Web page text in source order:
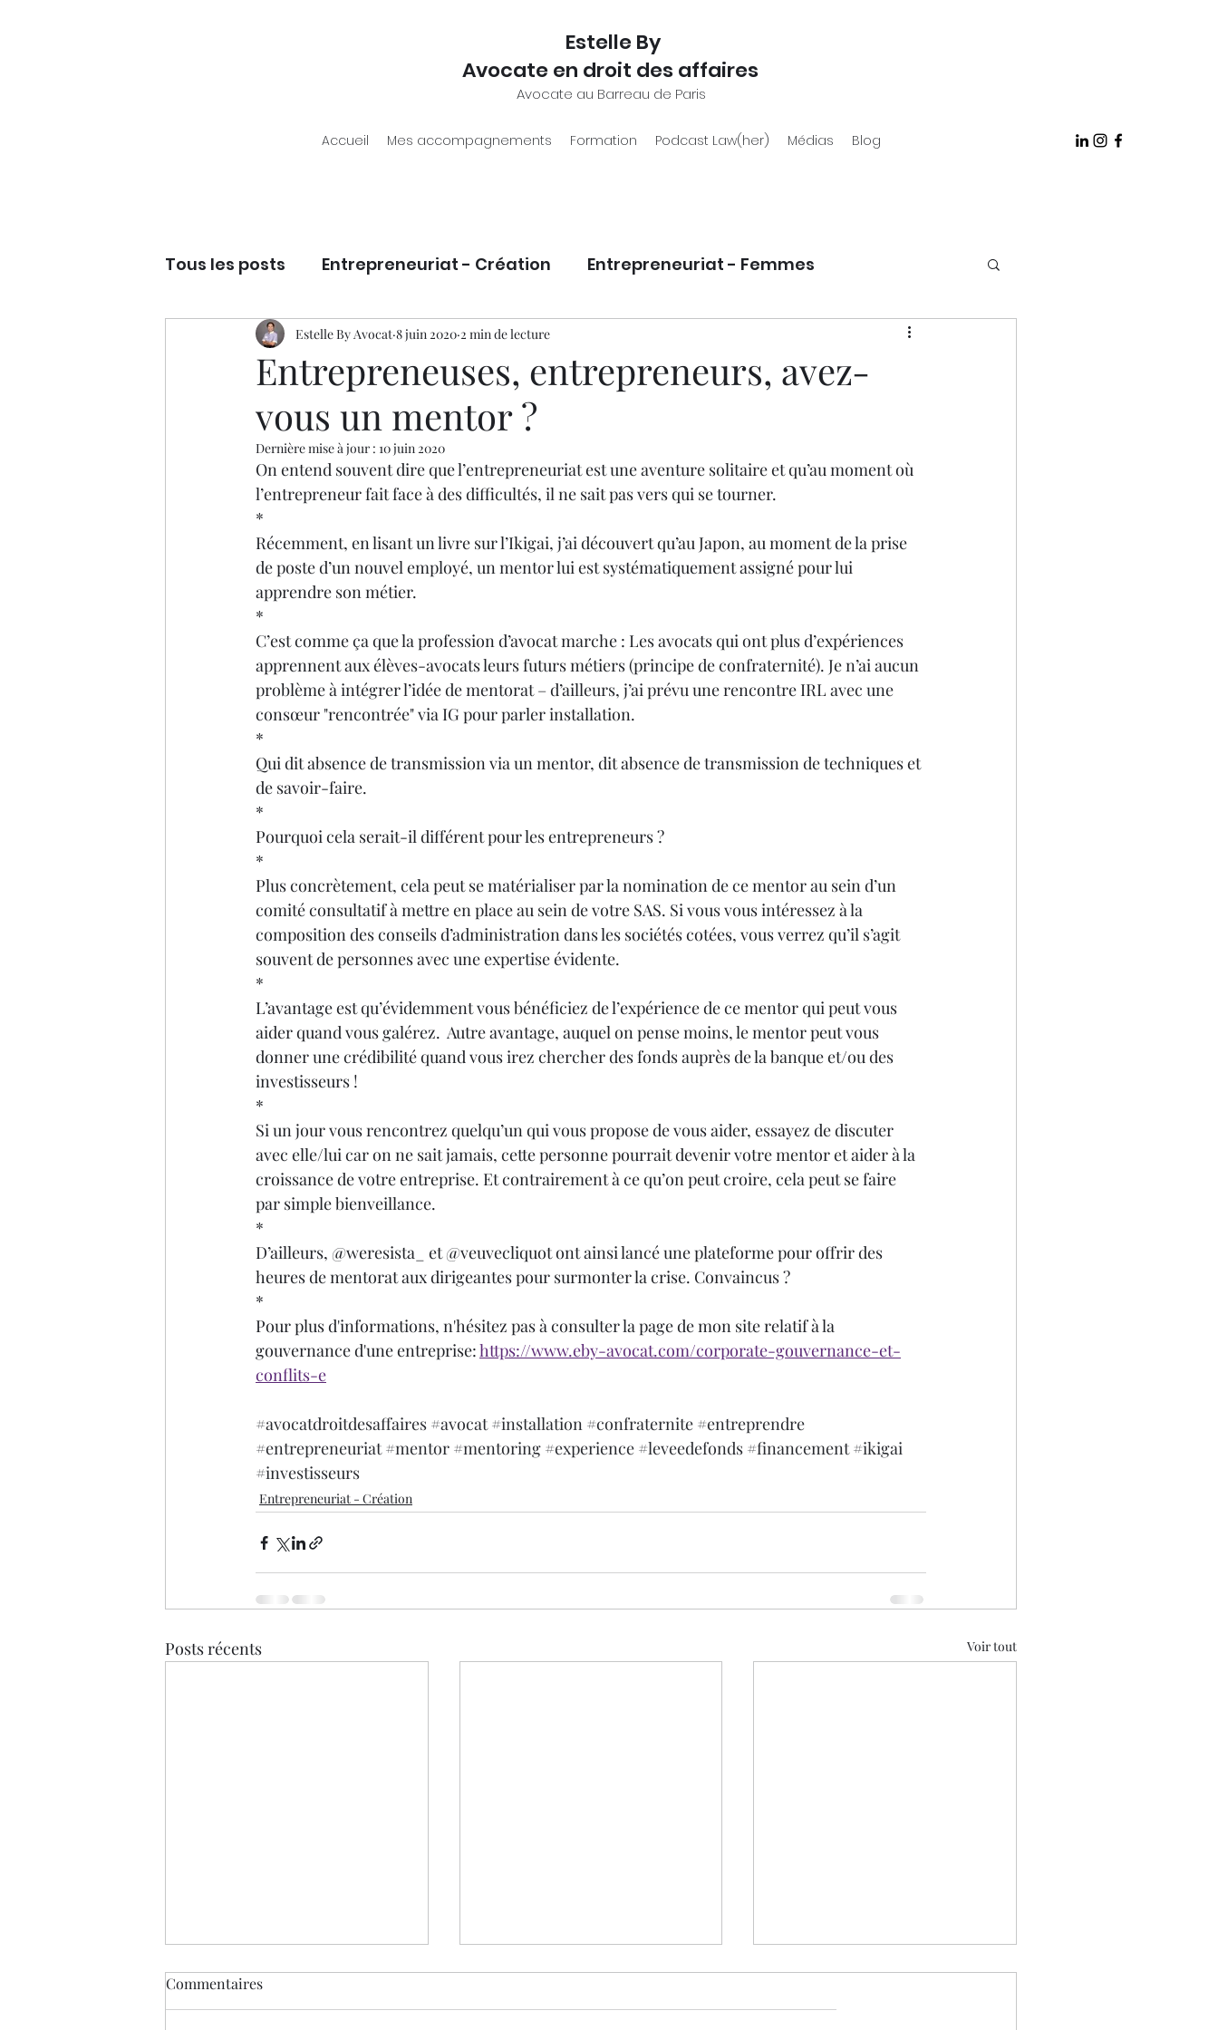
Estelle By
Avocate en droit des affaires
Avocate au Barreau de Paris
Accueil Mes accompagnements Formation Podcast Law(her) Médias Blog
Tous les posts Entrepreneuriat - Création Entrepreneuriat - Femmes
Entrepreneuriat - Développement Statut juridique entrepreneur.e
Podcast LawHer
Entrepreneuses, entrepreneurs, avez-
vous un mentor ?
Estelle By Avocat 8 juin 2020 2 min de lecture
Dernière mise à jour : 10 juin 2020
On entend souvent dire que l’entrepreneuriat est une aventure solitaire et qu’au moment où
l’entrepreneur fait face à des difficultés, il ne sait pas vers qui se tourner.
*
Récemment, en lisant un livre sur l’Ikigai, j’ai découvert qu’au Japon, au moment de la prise
de poste d’un nouvel employé, un mentor lui est systématiquement assigné pour lui
apprendre son métier.
*
C’est comme ça que la profession d’avocat marche : Les avocats qui ont plus d’expériences
apprennent aux élèves-avocats leurs futurs métiers (principe de confraternité). Je n’ai aucun
problème à intégrer l’idée de mentorat – d’ailleurs, j’ai prévu une rencontre IRL avec une
consœur "rencontrée" via IG pour parler installation.
*
Qui dit absence de transmission via un mentor, dit absence de transmission de techniques et
de savoir-faire.
*
Pourquoi cela serait-il différent pour les entrepreneurs ?
*
Plus concrètement, cela peut se matérialiser par la nomination de ce mentor au sein d’un
comité consultatif à mettre en place au sein de votre SAS. Si vous vous intéressez à la
composition des conseils d’administration dans les sociétés cotées, vous verrez qu’il s’agit
souvent de personnes avec une expertise évidente.
*
L’avantage est qu’évidemment vous bénéficiez de l’expérience de ce mentor qui peut vous
aider quand vous galérez.  Autre avantage, auquel on pense moins, le mentor peut vous
donner une crédibilité quand vous irez chercher des fonds auprès de la banque et/ou des
investisseurs !
*
Si un jour vous rencontrez quelqu’un qui vous propose de vous aider, essayez de discuter
avec elle/lui car on ne sait jamais, cette personne pourrait devenir votre mentor et aider à la
croissance de votre entreprise. Et contrairement à ce qu’on peut croire, cela peut se faire
par simple bienveillance.
*
D’ailleurs, @weresista_ et @veuvecliquot ont ainsi lancé une plateforme pour offrir des
heures de mentorat aux dirigeantes pour surmonter la crise. Convaincus ?
*
Pour plus d'informations, n'hésitez pas à consulter la page de mon site relatif à la
gouvernance d'une entreprise: https://www.eby-avocat.com/corporate-gouvernance-et-
conflits-e
#avocatdroitdesaffaires #avocat #installation #confraternite #entreprendre
#entrepreneuriat #mentor #mentoring #experience #leveedefonds #financement #ikigai
#investisseurs
Entrepreneuriat - Création
Posts récents Voir tout
Commentaires